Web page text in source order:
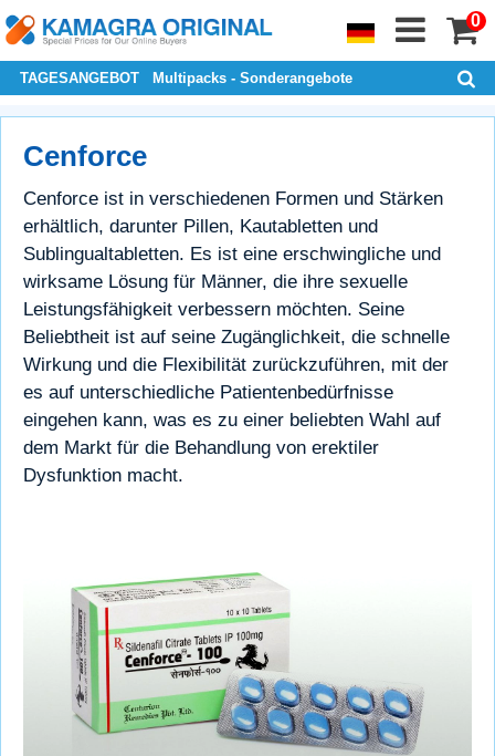
0
TAGESANGEBOT Multipacks - Sonderangebote
Cenforce
Cenforce ist in verschiedenen Formen und Stärken
erhältlich, darunter Pillen, Kautabletten und
Sublingualtabletten. Es ist eine erschwingliche und
wirksame Lösung für Männer, die ihre sexuelle
Leistungsfähigkeit verbessern möchten. Seine
Beliebtheit ist auf seine Zugänglichkeit, die schnelle
Wirkung und die Flexibilität zurückzuführen, mit der
es auf unterschiedliche Patientenbedürfnisse
eingehen kann, was es zu einer beliebten Wahl auf
dem Markt für die Behandlung von erektiler
Dysfunktion macht.